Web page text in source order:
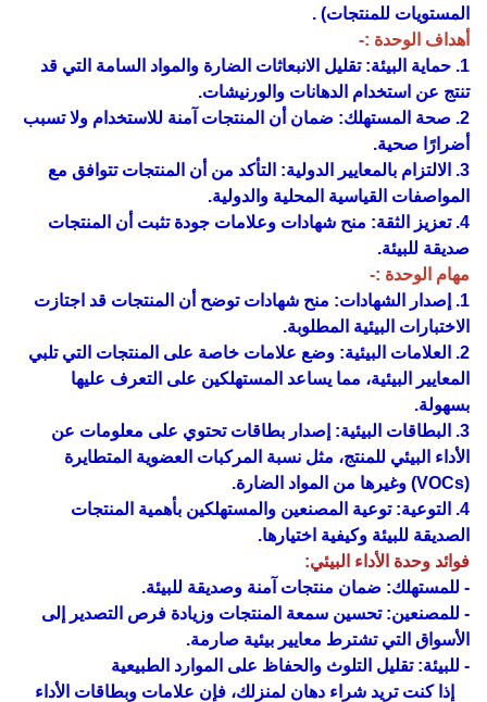
المستويات للمنتجات) .
أهداف الوحدة :-
1. حماية البيئة: تقليل الانبعاثات الضارة والمواد السامة التي قد
تنتج عن استخدام الدهانات والورنيشات.
2. صحة المستهلك: ضمان أن المنتجات آمنة للاستخدام ولا تسبب
أضرارًا صحية.
3. الالتزام بالمعايير الدولية: التأكد من أن المنتجات تتوافق مع
المواصفات القياسية المحلية والدولية.
4. تعزيز الثقة: منح شهادات وعلامات جودة تثبت أن المنتجات
صديقة للبيئة.
مهام الوحدة :-
1. إصدار الشهادات: منح شهادات توضح أن المنتجات قد اجتازت
الاختبارات البيئية المطلوبة.
2. العلامات البيئية: وضع علامات خاصة على المنتجات التي تلبي
المعايير البيئية، مما يساعد المستهلكين على التعرف عليها
بسهولة.
3. البطاقات البيئية: إصدار بطاقات تحتوي على معلومات عن
الأداء البيئي للمنتج، مثل نسبة المركبات العضوية المتطايرة
(VOCs) وغيرها من المواد الضارة.
4. التوعية: توعية المصنعين والمستهلكين بأهمية المنتجات
الصديقة للبيئة وكيفية اختيارها.
فوائد وحدة الأداء البيئي:
- للمستهلك: ضمان منتجات آمنة وصديقة للبيئة.
- للمصنعين: تحسين سمعة المنتجات وزيادة فرص التصدير إلى
الأسواق التي تشترط معايير بيئية صارمة.
- للبيئة: تقليل التلوث والحفاظ على الموارد الطبيعية
إذا كنت تريد شراء دهان لمنزلك، فإن علامات وبطاقات الأداء